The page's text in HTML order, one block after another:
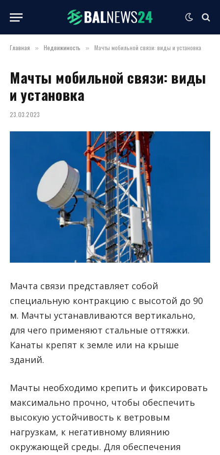
Главная » Недвижимость » Мачты мобильной связи: виды и установка
Мачты мобильной связи: виды
и установка
23.03.2023
Мачта связи представляет собой
специальную контракцию с высотой до 90
м. Мачты устанавливаются вертикально,
для чего применяют стальные оттяжки.
Канаты крепят к земле или на крыше
зданий.
Мачты необходимо крепить и фиксировать
максимально прочно, чтобы обеспечить
высокую устойчивость к ветровым
нагрузкам, к негативному влиянию
окружающей среды. Для обеспечения